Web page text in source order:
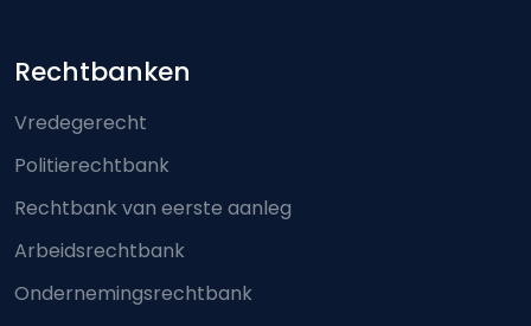
Footer-menu
Rechtbanken
Vredegerecht
Politierechtbank
Rechtbank van eerste aanleg
Arbeidsrechtbank
Ondernemingsrechtbank